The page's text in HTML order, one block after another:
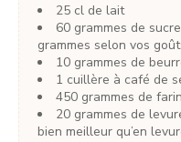
25 cl de lait
60 grammes de sucre
grammes selon vos
10 grammes de
1 cuillère à café de
450 grammes de
20 grammes de
bien meilleur qu’en